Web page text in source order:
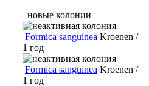
новые колонии
Formica sanguinea Kroenen /
1 год
Formica sanguinea Kroenen /
1 год